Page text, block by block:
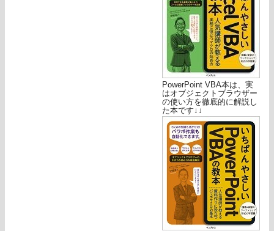
PowerPoint VBA本は、実
はオブジェクトブラウザー
の使い方を徹底的に解説し
た本です↓↓